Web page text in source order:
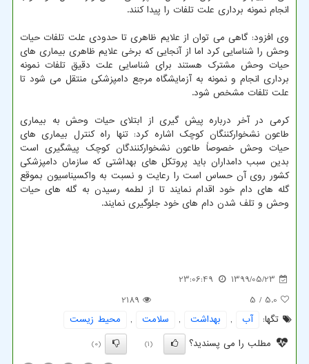
انجام نمونه برداری علت تلفات را پیدا کنند.
وی افزود: گاهی می توان از علایم ظاهری تا حدودی علت تلفات حیات
وحش را شناسایی کرد اما از آنجایی که برخی علایم ظاهری بیماری های
حیات وحش مشترک هستند برای شناسایی علت دقیق تلفات نمونه
برداری انجام و نمونه به آزمایشگاه مرجع دامپزشکی منتقل می شود تا
علت تلفات مشخص شود.
کرمی در آخر درباره پیش گیری از ابتلای حیات وحش به بیماری
طاعون نشخوارکننگان کوچک اشاره کرد: تنها راه کنترل بیماری های
حیات وحش خصوصاً طاعون نشخوارکنندگان کوچک پیشگیری است
بدین سبب دامداران باید پروتکل های بهداشتی که سازمان دامپزشکی
کشور روی آن حساس است را رعایت و نسبت به واکسیناسیون بموقع
گله های دام خود اقدام نمایند تا از لطمه رسیدن به گله های حیات
وحش و تلف شدن دام های خود جلوگیری نمایند.
1399/05/23
23:06:49
5.0
/ 5
2189
تگها:
آب , بهداشت , سلامت ,
محیط زیست
مطلب را می پسندید؟
(1)
(0)